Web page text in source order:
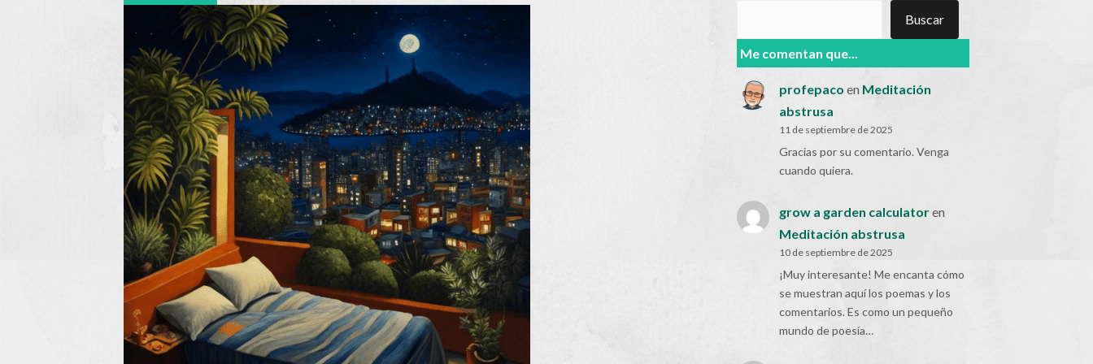
Buscar
Me comentan que...
profepaco en Meditación
abstrusa
11 de septiembre de 2025
Gracias por su comentario. Venga
cuando quiera.
grow a garden calculatoren
Meditación abstrusa
10 de septiembre de 2025
¡Muy interesante! Me encanta cómo
se muestran aquí los poemas y los
comentarios. Es como un pequeño
mundo de poesía…